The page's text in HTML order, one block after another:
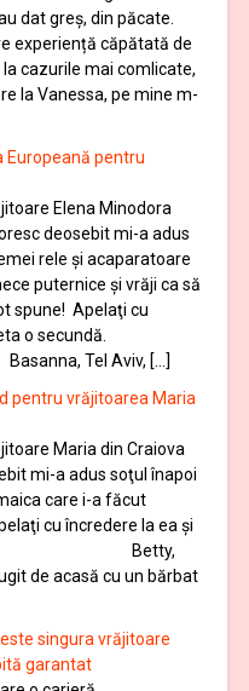
dat greș, din păcate.
experiență căpătată de
cazurile mai comlicate,
la Vanessa, pe mine m-
Europeană pentru
Elena Minodora
deosebit mi-a adus
rele și acaparatoare
puternice și vrăji ca să
spune! Apelaţi cu
o secundă.
Aviv, […]
pentru vrăjitoarea Maria
Maria din Craiova
mi-a adus soţul înapoi
care i-a făcut
cu încredere la ea şi
Betty,
de acasă cu un bărbat
singura vrăjitoare
garantat